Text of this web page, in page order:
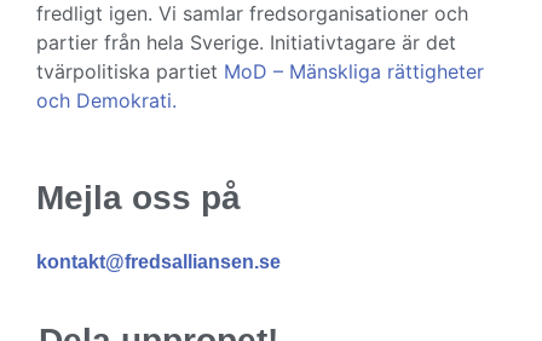
fredligt igen. Vi samlar fredsorganisationer och
partier från hela Sverige. Initiativtagare är det
tvärpolitiska partiet MoD – Mänskliga rättigheter
och Demokrati.
Mejla oss på
kontakt@fredsalliansen.se